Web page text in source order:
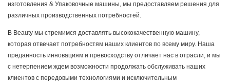
изготовления & Упаковочные машины, мы предоставляем решения для
различных производственных потребностей.
В Beauty мы стремимся доставлять высококачественную машину,
которая отвечает потребностям наших клиентов по всему миру. Наша
преданность инновациям и превосходству отличает нас в отрасли, и мы
с нетерпением ждем возможности продолжать обслуживать наших
клиентов с передовыми технологиями и исключительным